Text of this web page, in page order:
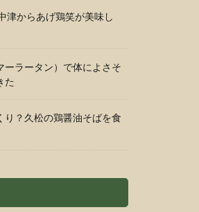
津からあげ鶏笑が美味し
ーラータン）で体によさそ
た
り？久松の鶏醤油そばを食